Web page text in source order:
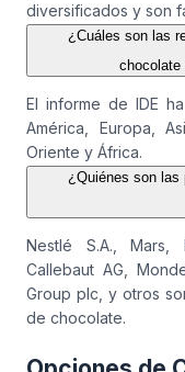
diversificados y son
¿Cuáles son las
chocolate
El informe de IDE
América, Europa,
Oriente y África.
¿Quiénes son las
Nestlé S.A., Mars,
Callebaut AG,
Group plc, y otros
de chocolate.